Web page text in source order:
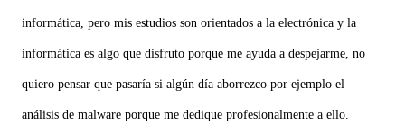
informática, pero mis estudios son orientados a la electrónica y la
informática es algo que disfruto porque me ayuda a despejarme, no
quiero pensar que pasaría si algún día aborrezco por ejemplo el
análisis de malware porque me dedique profesionalmente a ello.